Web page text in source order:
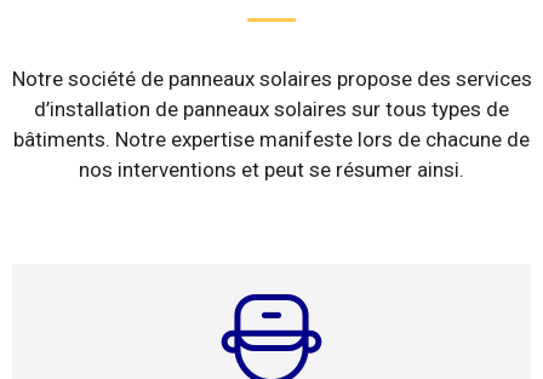
Notre société de panneaux solaires propose des services
d’installation de panneaux solaires sur tous types de
bâtiments. Notre expertise manifeste lors de chacune de
nos interventions et peut se résumer ainsi.